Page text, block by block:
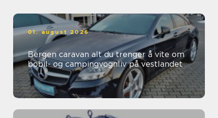
01. august 2026
Bergen caravan alt du trenger å vite om
bobil- og campingvognliv på vestlandet